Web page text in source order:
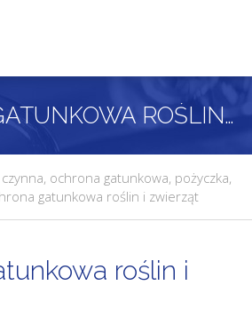
OCHRONA GATUNKOWA ROŚLIN I ZWIERZĄT
, ochrona gatunkowa, pożyczka,
gatunkowa roślin i zwierząt
roślin i